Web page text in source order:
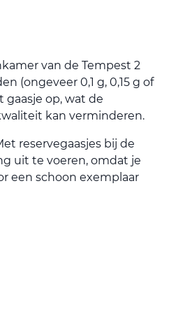
van de Tempest 2
(ongeveer 0,1 g, 0,15 g of
gaasje op, wat de
kan verminderen.
reservegaasjes bij de
uit te voeren, omdat je
een schoon exemplaar